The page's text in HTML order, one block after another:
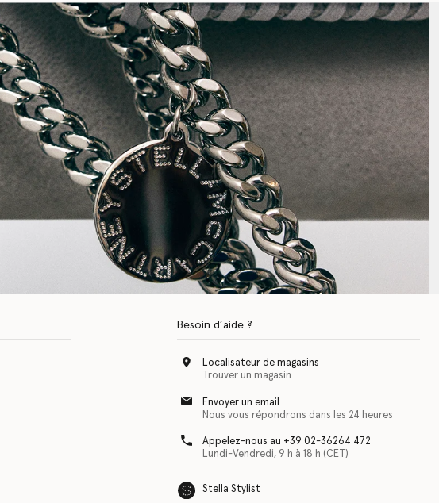
Besoin d’aide ?
Localisateur de magasins
Trouver un magasin
Envoyer un email
Nous vous répondrons dans les 24 heures
Appelez-nous au +39 02-36264 472
Lundi-Vendredi, 9 h à 18 h (CET)
Stella Stylist